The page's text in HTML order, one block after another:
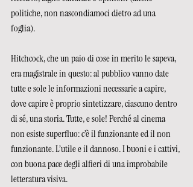
politiche, non nascondiamoci dietro ad una
foglia).
Hitchcock, che un paio di cose in merito le sapeva,
era magistrale in questo: al pubblico vanno date
tutte e sole le informazioni necessarie a capire,
dove capire è proprio sintetizzare, ciascuno dentro
di sé, una storia. Tutte, e sole! Perché al cinema
non esiste superfluo: c’è il funzionante ed il non
funzionante. L’utile e il dannoso. I buoni e i cattivi,
con buona pace degli alfieri di una improbabile
letteratura visiva.